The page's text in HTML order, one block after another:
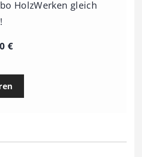
HolzWerken gleich
€P
e
p